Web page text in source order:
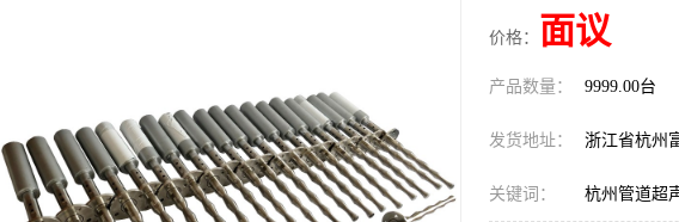
价格： 面议
产品数量： 9999.00台
发货地址： 浙江省杭州
关键词： 杭州管道超